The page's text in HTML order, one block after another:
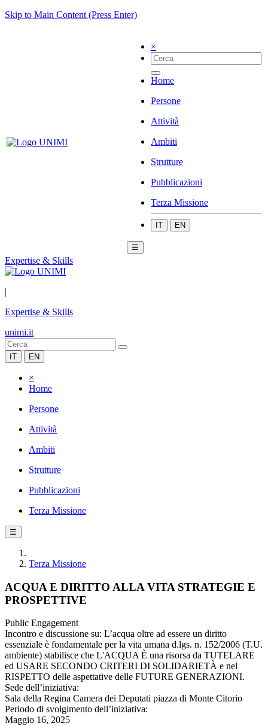
Skip to Main Content (Press Enter)
×
Home
Persone
Attività
Ambiti
Strutture
Pubblicazioni
Terza Missione
IT EN
☰
Expertise & Skills
|
Expertise & Skills
unimi.it
IT EN
×
Home
Persone
Attività
Ambiti
Strutture
Pubblicazioni
Terza Missione
☰
Terza Missione
ACQUA E DIRITTO ALLA VITA STRATEGIE E
PROSPETTIVE
Public Engagement
Incontro e discussione su: L’acqua oltre ad essere un diritto
essenziale è fondamentale per la vita umana d.lgs. n. 152/2006 (T.U.
ambiente) stabilisce che L'ACQUA È una risorsa da TUTELARE
ed USARE SECONDO CRITERI DI SOLIDARIETÀ e nel
RISPETTO delle aspettative delle FUTURE GENERAZIONI.
Sede dell’iniziativa:
Sala della Regina Camera dei Deputati piazza di Monte Citorio
Periodo di svolgimento dell’iniziativa:
Maggio 16, 2025